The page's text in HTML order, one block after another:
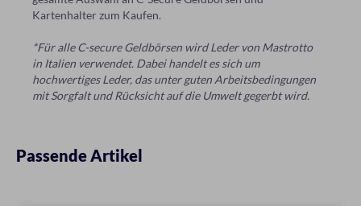
Kartenhalter zum Kaufen.
*Für alle C-secure Geldbörsen wird Leder von Mastrotto
in Italien verwendet. Dabei handelt es sich um
hochwertiges Leder, das unter guten Arbeitsbedingungen
mit Sorgfalt und Rücksicht auf die Umwelt gegerbt wird.
Passende Artikel